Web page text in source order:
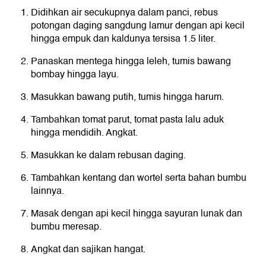
Didihkan air secukupnya dalam panci, rebus
potongan daging sangdung lamur dengan api kecil
hingga empuk dan kaldunya tersisa 1.5 liter.
Panaskan mentega hingga leleh, tumis bawang
bombay hingga layu.
Masukkan bawang putih, tumis hingga harum.
Tambahkan tomat parut, tomat pasta lalu aduk
hingga mendidih. Angkat.
Masukkan ke dalam rebusan daging.
Tambahkan kentang dan wortel serta bahan bumbu
lainnya.
Masak dengan api kecil hingga sayuran lunak dan
bumbu meresap.
Angkat dan sajikan hangat.